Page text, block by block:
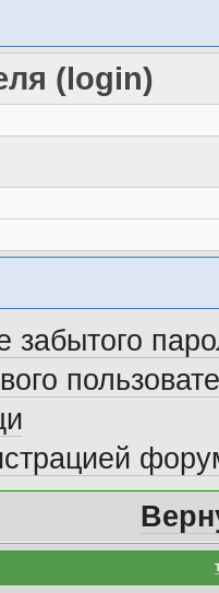
(login)
забытого